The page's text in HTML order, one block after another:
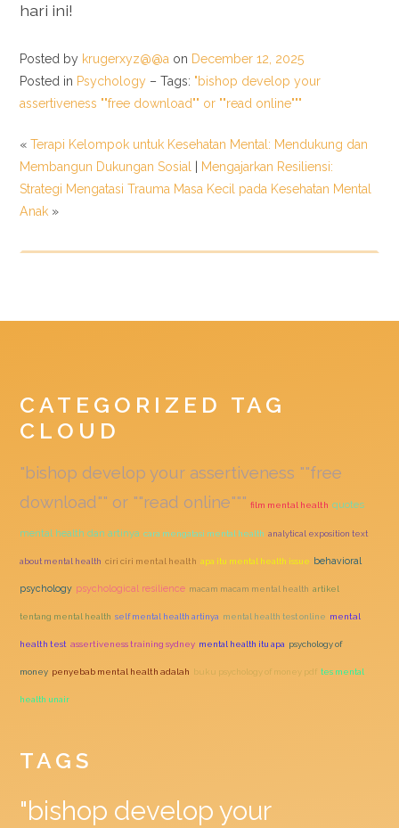
hari ini!
Posted by krugerxyz@@a on December 12, 2025
Posted in Psychology – Tags: "bishop develop your
assertiveness ""free download"" or ""read online"""
«Terapi Kelompok untuk Kesehatan Mental: Mendukung dan
Membangun Dukungan Sosial
Mengajarkan Resiliensi:
Strategi Mengatasi Trauma Masa Kecil pada Kesehatan Mental
Anak »
CATEGORIZED TAG
CLOUD
"bishop develop your assertiveness ""free
download"" or ""read online""" film mental health quotes
mental health dan artinya cara mengatasi mental health analytical exposition text
about mental health ciri ciri mental health apa itu mental health issue behavioral
psychology psychological resilience macam macam mental health artikel
tentang mental health self mental health artinya mental health test online mental
health test assertiveness training sydney mental health itu apa psychology of
money penyebab mental health adalah buku psychology of money pdf tes mental
health unair
TAGS
"bishop develop your